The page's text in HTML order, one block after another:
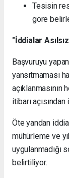
Tesisin
göre
"İddialar
Başvuruyu
yansıtmaması
itibarı
Öte yandan
mühürleme ve
uygulanmadığı
belirtiliyor.